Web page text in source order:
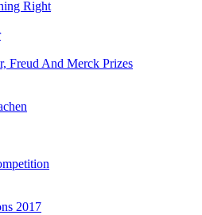
Right
Freud And Merck Prizes
2017